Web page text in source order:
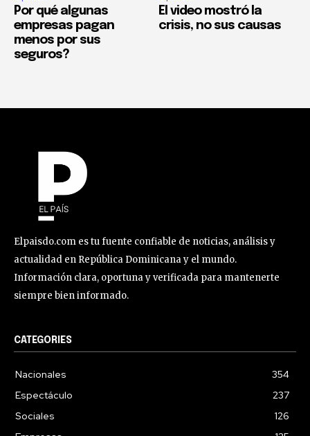
Por qué algunas
empresas pagan
menos por sus
seguros?
El video mostró la
crisis, no sus causas
Elpaisdo.com es tu fuente confiable de noticias, análisis y
actualidad en República Dominicana y el mundo.
Información clara, oportuna y verificada para mantenerte
siempre bien informado.
CATEGORIES
Nacionales
354
Espectáculo
237
Sociales
126